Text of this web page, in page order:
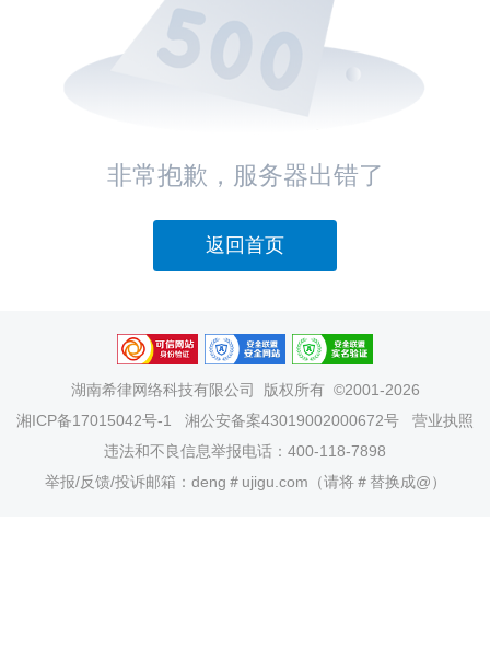
非常抱歉，服务器出错了
返回首页
湖南希律网络科技有限公司
版权所有 ©2001-2026
湘ICP备17015042号-1
湘公安备案43019002000672号
营业执照
违法和不良信息举报电话：400-118-7898
举报/反馈/投诉邮箱：deng＃ujigu.com（请将＃替换成@）